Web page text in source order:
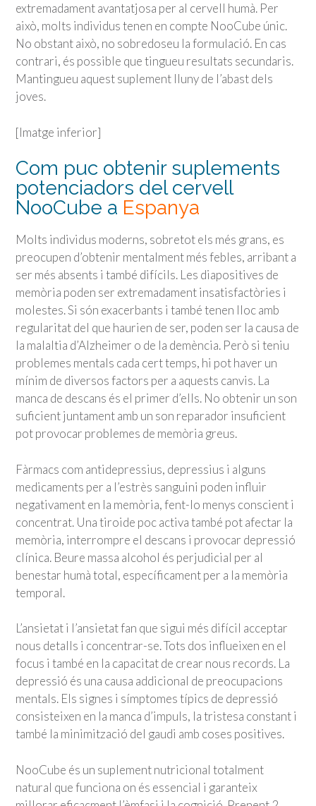
extremadament avantatjosa per al cervell humà. Per
això, molts individus tenen en compte NooCube únic.
No obstant això, no sobredoseu la formulació. En cas
contrari, és possible que tingueu resultats secundaris.
Mantingueu aquest suplement lluny de l’abast dels
joves.
[Imatge inferior]
Com puc obtenir suplements
potenciadors del cervell
NooCube a Espanya
Molts individus moderns, sobretot els més grans, es
preocupen d’obtenir mentalment més febles, arribant a
ser més absents i també difícils. Les diapositives de
memòria poden ser extremadament insatisfactòries i
molestes. Si són exacerbants i també tenen lloc amb
regularitat del que haurien de ser, poden ser la causa de
la malaltia d’Alzheimer o de la demència. Però si teniu
problemes mentals cada cert temps, hi pot haver un
mínim de diversos factors per a aquests canvis. La
manca de descans és el primer d’ells. No obtenir un son
suficient juntament amb un son reparador insuficient
pot provocar problemes de memòria greus.
Fàrmacs com antidepressius, depressius i alguns
medicaments per a l’estrès sanguini poden influir
negativament en la memòria, fent-lo menys conscient i
concentrat. Una tiroide poc activa també pot afectar la
memòria, interrompre el descans i provocar depressió
clínica. Beure massa alcohol és perjudicial per al
benestar humà total, específicament per a la memòria
temporal.
L’ansietat i l’ansietat fan que sigui més difícil acceptar
nous detalls i concentrar-se. Tots dos influeixen en el
focus i també en la capacitat de crear nous records. La
depressió és una causa addicional de preocupacions
mentals. Els signes i símptomes típics de depressió
consisteixen en la manca d’impuls, la tristesa constant i
també la minimització del gaudi amb coses positives.
NooCube és un suplement nutricional totalment
natural que funciona on és essencial i garanteix